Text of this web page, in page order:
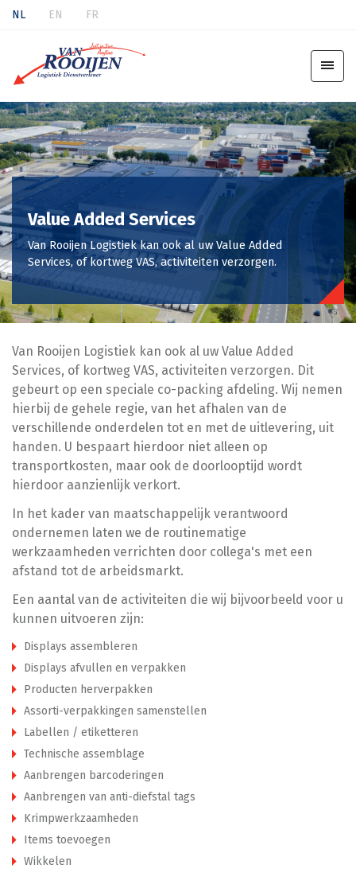
NL EN FR
Value Added Services
Van Rooijen Logistiek kan ook al uw Value Added
Services, of kortweg VAS, activiteiten verzorgen.
Van Rooijen Logistiek kan ook al uw Value Added
Services, of kortweg VAS, activiteiten verzorgen. Dit
gebeurt op een speciale co-packing afdeling. Wij nemen
hierbij de gehele regie, van het afhalen van de
verschillende onderdelen tot en met de uitlevering, uit
handen. U bespaart hierdoor niet alleen op
transportkosten, maar ook de doorlooptijd wordt
hierdoor aanzienlijk verkort.
In het kader van maatschappelijk verantwoord
ondernemen laten we de routinematige
werkzaamheden verrichten door collega's met een
afstand tot de arbeidsmarkt.
Een aantal van de activiteiten die wij bijvoorbeeld voor u
kunnen uitvoeren zijn:
Displays assembleren
Displays afvullen en verpakken
Producten herverpakken
Assorti-verpakkingen samenstellen
Labellen / etiketteren
Technische assemblage
Aanbrengen barcoderingen
Aanbrengen van anti-diefstal tags
Krimpwerkzaamheden
Items toevoegen
Wikkelen